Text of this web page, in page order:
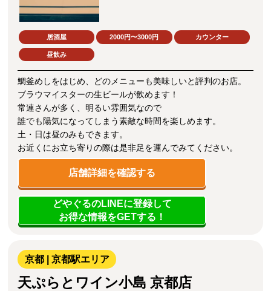
居酒屋 2000円〜3000円 カウンター
昼飲み
鯛釜めしをはじめ、どのメニューも美味しいと評判のお店。
ブラウマイスターの生ビールが飲めます！
常連さんが多く、明るい雰囲気なので
誰でも陽気になってしまう素敵な時間を楽しめます。
土・日は昼のみもできます。
お近くにお立ち寄りの際は是非足を運んでみてください。
店舗詳細を確認する
どやぐるのLINEに登録して
お得な情報をGETする！
京都 | 京都駅エリア
天ぷらとワイン小島 京都店